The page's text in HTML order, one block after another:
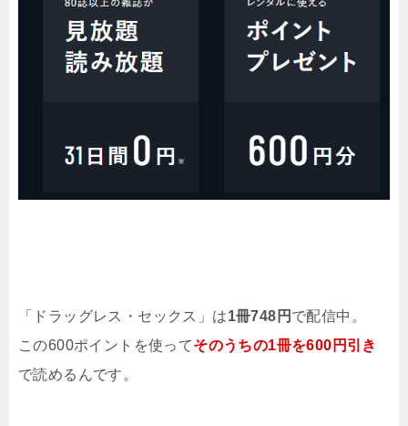
「ドラッグレス・セックス」は1冊748円 で配信中。
この600ポイントを使ってそのうちの1冊を600円引き
で読めるんです。